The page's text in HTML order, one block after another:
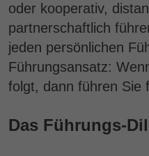
oder kooperativ,
partnerschaftlich
jeden persönlichen
Führungsansatz:
folgt, dann führen Sie
Das Führungs-